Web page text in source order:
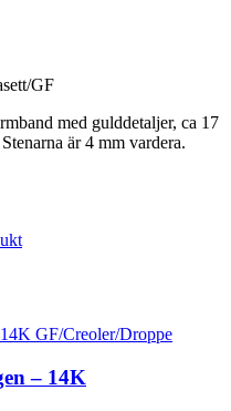
GF
med gulddetaljer, ca 17
är 4 mm vardera.
– 14K